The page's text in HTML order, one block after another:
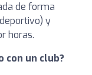
de forma
y
horas.
con un club?